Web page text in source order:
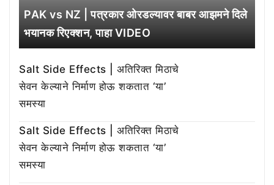
PAK vs NZ | पत्रकार ओरडल्यावर बाबर आझमने दिले
भयानक रिएक्शन, पाहा VIDEO
Salt Side Effects | अतिरिक्त मिठाचे
सेवन केल्याने निर्माण होऊ शकतात ‘या’
समस्या
Salt Side Effects | अतिरिक्त मिठाचे
सेवन केल्याने निर्माण होऊ शकतात ‘या’
समस्या